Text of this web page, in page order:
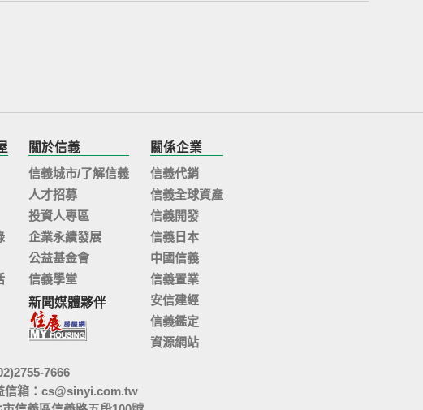
關於信義
信義城市/了解信義
人才招募
投資人專區
企業永續發展
公益基金會
信義學堂
新聞媒體夥伴
關係企業
信義代銷
信義全球資產
信義開發
信義日本
中國信義
信義置業
安信建經
信義鑑定
資源網站
7666
箱： cs@sinyi.com.tw